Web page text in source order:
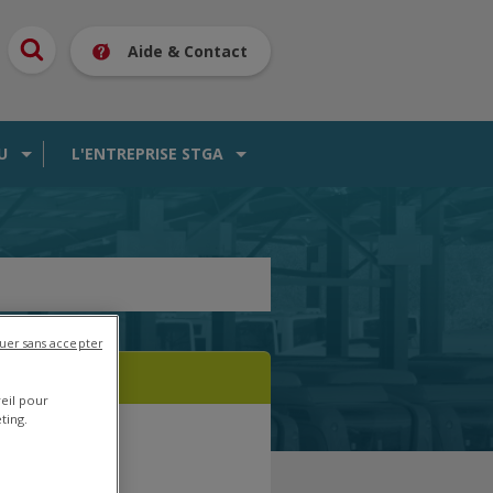
Aide & Contact
L'ENTREPRISE STGA
pour
sans accepter